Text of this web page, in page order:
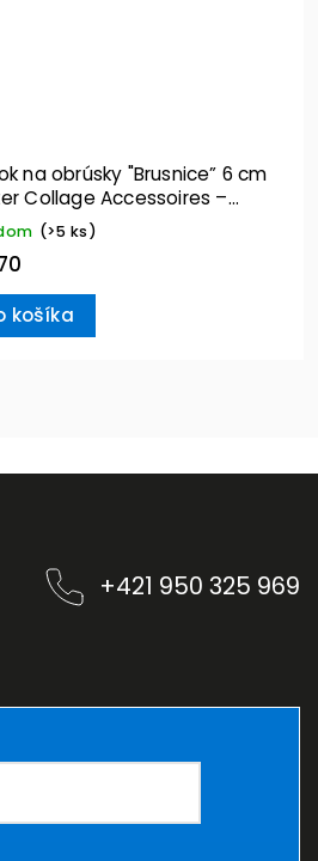
na obrúsky "Brusnice” 6 cm
Collage Accessoires –
& Boch
(>5 ks)
košíka
+421 950 325 969